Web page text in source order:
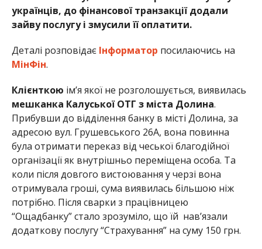
українців, до фінансової транзакції додали
зайву послугу і змусили її оплатити.
Деталі розповідає Інформатор посилаючись на
МінФін.
Клієнткою ім’я якої не розголошується, виявилась
мешканка Калуської ОТГ з міста Долина.
Прибувши до відділення банку в місті Долина, за
адресою вул. Грушевського 26А, вона повинна
була отримати переказ від чеської благодійної
організації як внутрішньо переміщена особа. Та
коли після довгого вистоювання у черзі вона
отримувала гроші, сума виявилась більшою ніж
потрібно. Після сварки з працівницею
“Ощадбанку” стало зрозуміло, що їй нав’язали
додаткову послугу “Страхування” на суму 150 грн.